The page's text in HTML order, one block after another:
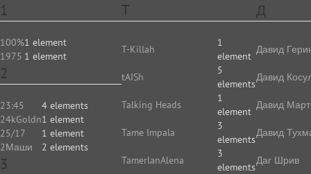
1
100%1 element
1975 1 element
2
23:45
4 elements
24kGoldn1 element
25/17
1 element
2Маши
2 elements
3
T
T-Killah
1
element
tAISh
5
elements
Talking Heads
1
element
Tame Impala
3
elements
TamerlanAlena
3
elements
Д
Давид
Давид
Давид
Давид
Даг Шрив